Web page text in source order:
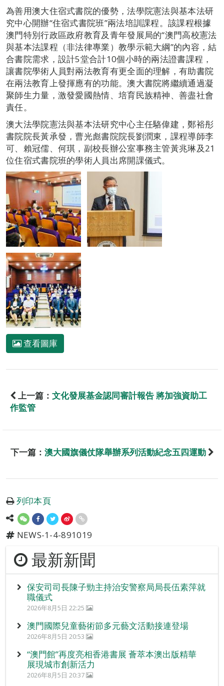
為善用澳大住宿式書院的優勢，法學院憲法與基本法研
究中心開辦“住宿式書院班”兩法培訓課程。該課程根據
澳門特別行政區政府教育及青年發展局的“澳門高校憲法
與基本法課程（非法律專業）教學示範大綱”的內容，結
合書院需求，設計5堂合計10個小時的兩法證書課程，
讓書院學術人員對兩法教育有更全面的理解，有助書院
在兩法教育上發揮應有的功能。澳大書院將繼續通過凝
聚師生力量，激發愛國熱情、培育民族精神、善盡社會
責任。
澳大法學院憲法與基本法研究中心主任駱偉建，鄭裕彤
書院院長黃承發，曹光彪書院院長劉潤東，課程導師李
可、賴冠儒、何琪，副校長辦公室事務主管黃兆琳及21
位住宿式書院班的學術人員出席開課儀式。
查看圖庫
上一篇： 文化發展基金認同審計報告 將加強資助工
作監管
下一篇： 澳大國旗儀仗隊舉辦系列活動紀念五四運動
列印本頁
NEWS-1-4-891019
最新新聞
保安司司長陳子勁主持治安警察局局長伍素萍就
職儀式
2026年8月5日 22:25
澳門國際兒童藝術節多元藝文活動接連登場
2026年8月5日 20:53
“澳門館”再度亮相香港書展 薈萃本澳出版精華
展現城市創新活力
2026年8月5日 20:37